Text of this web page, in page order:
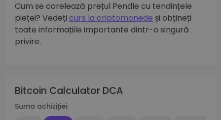
Cum se corelează prețul Pendle cu tendințele
pieței? Vedeți curs la criptomonede și obțineți
toate informațiile importante dintr-o singură
privire.
Bitcoin Calculator DCA
Suma achiziției: